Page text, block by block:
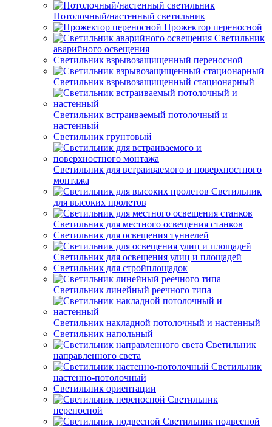
Потолочный/настенный светильник
Прожектор переносной
Светильник
аварийного освещения
Светильник взрывозащищенный переносной
Светильник взрывозащищенный стационарный
Светильник встраиваемый потолочный и
настенный
Светильник грунтовый
Светильник для встраиваемого и поверхностного
монтажа
Светильник
для высоких пролетов
Светильник для местного освещения станков
Светильник для освещения туннелей
Светильник для освещения улиц и площадей
Светильник для стройплощадок
Светильник линейный реечного типа
Светильник накладной потолочный и настенный
Светильник напольный
Светильник
направленного света
Светильник
настенно-потолочный
Светильник ориентации
Светильник
переносной
Светильник подвесной